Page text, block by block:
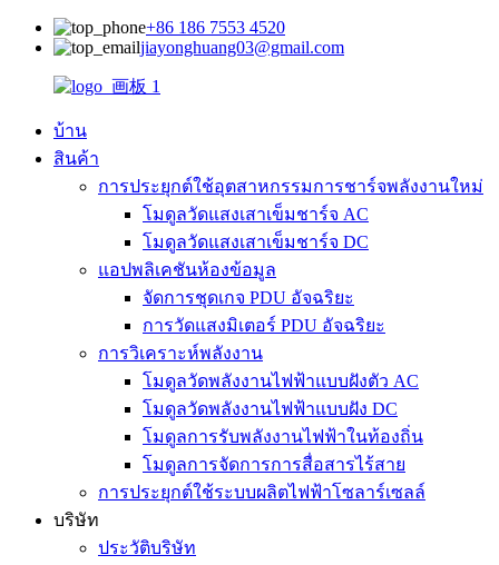
+86 186 7553 4520
jiayonghuang03@gmail.com
บ้าน
สินค้า
การประยุกต์ใช้อุตสาหกรรมการชาร์จพลังงานใหม่
โมดูลวัดแสงเสาเข็มชาร์จ AC
โมดูลวัดแสงเสาเข็มชาร์จ DC
แอปพลิเคชันห้องข้อมูล
จัดการชุดเกจ PDU อัจฉริยะ
การวัดแสงมิเตอร์ PDU อัจฉริยะ
การวิเคราะห์พลังงาน
โมดูลวัดพลังงานไฟฟ้าแบบฝังตัว AC
โมดูลวัดพลังงานไฟฟ้าแบบฝัง DC
โมดูลการรับพลังงานไฟฟ้าในท้องถิ่น
โมดูลการจัดการการสื่อสารไร้สาย
การประยุกต์ใช้ระบบผลิตไฟฟ้าโซลาร์เซลล์
บริษัท
ประวัติบริษัท